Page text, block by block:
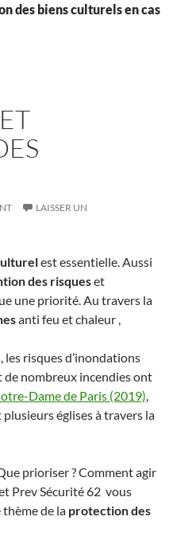
des biens culturels en cas
LAISSER UN
est essentielle. Aussi
des risqueset
une priorité. Au travers la
anti feu et chaleur ,
les risques d’inondations
de nombreux incendies ont
Dame de Paris (2019)
plusieurs églises à travers la
prioriser ? Comment agir
Prev Sécurité 62 vous
thème de la protection des